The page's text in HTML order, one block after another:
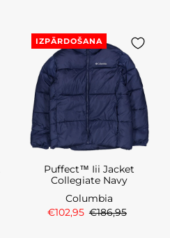
IZPĀRDOŠANA
Puffect™ Iii Jacket
Collegiate Navy
Columbia
€102,95 €186,95